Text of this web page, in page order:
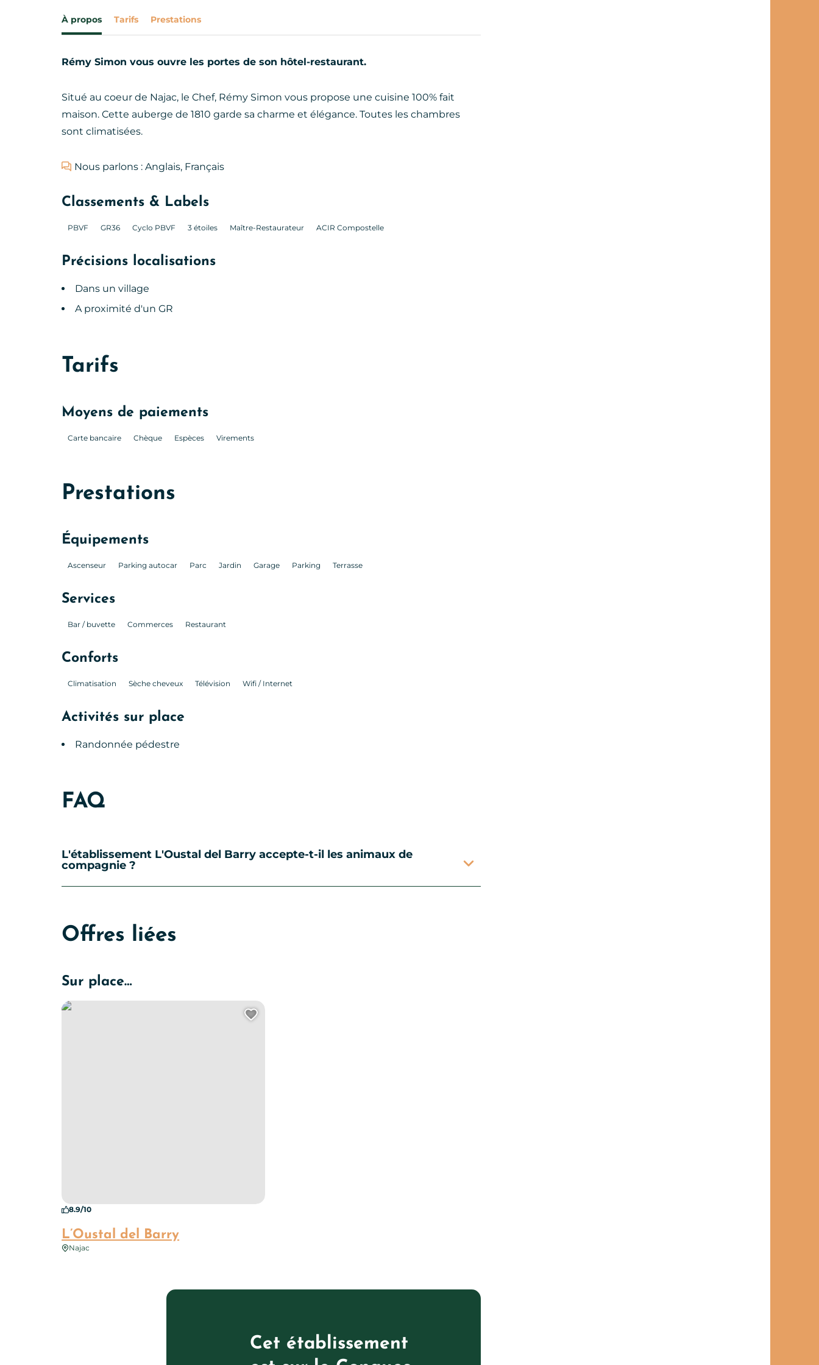
À propos Tarifs Prestations
Rémy Simon vous ouvre les portes de son hôtel-restaurant.
Situé au coeur de Najac, le Chef, Rémy Simon vous propose une cuisine 100% fait
maison. Cette auberge de 1810 garde sa charme et élégance. Toutes les chambres
sont climatisées.
Nous parlons : Anglais, Français
Classements & Labels
PBVF GR36 Cyclo PBVF 3 étoiles Maître-Restaurateur ACIR Compostelle
Précisions localisations
Dans un village
A proximité d'un GR
Tarifs
Moyens de paiements
Carte bancaire Chèque Espèces Virements
Prestations
Équipements
Ascenseur Parking autocar Parc Jardin Garage Parking Terrasse
Services
Bar / buvette Commerces Restaurant
Conforts
Climatisation Sèche cheveux Télévision Wifi / Internet
Activités sur place
Randonnée pédestre
FAQ
L'établissement L'Oustal del Barry accepte-t-il les animaux de
compagnie ?
Offres liées
Sur place…
L’Oustal del Barry
8.9/10
Najac
L’Oustal del Barry
Ajouter cette page au carnet de voyage ?
Cet établissement